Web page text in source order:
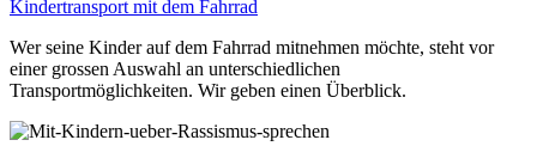
Kindertransport mit dem Fahrrad
Wer seine Kinder auf dem Fahrrad mitnehmen möchte, steht vor
einer grossen Auswahl an unterschiedlichen
Transportmöglichkeiten. Wir geben einen Überblick.